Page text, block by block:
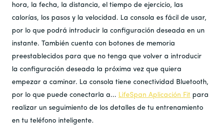
hora, la fecha, la distancia, el tiempo de ejercicio, las
calorías, los pasos y la velocidad. La consola es fácil de usar,
por lo que podrá introducir la configuración deseada en un
instante. También cuenta con botones de memoria
preestablecidos para que no tenga que volver a introducir
la configuración deseada la próxima vez que quiera
empezar a caminar. La consola tiene conectividad Bluetooth,
por lo que puede conectarla a... LifeSpan Aplicación Fit para
realizar un seguimiento de los detalles de tu entrenamiento
en tu teléfono inteligente.